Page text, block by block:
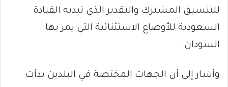
للتنسيق المشترك والتقدير الذي تبديه القيادة
السعودية للأوضاع الاستثنائية التي يمر بها
السودان.
وأشار إلى أن الجهات المختصة في البلدين بدأت